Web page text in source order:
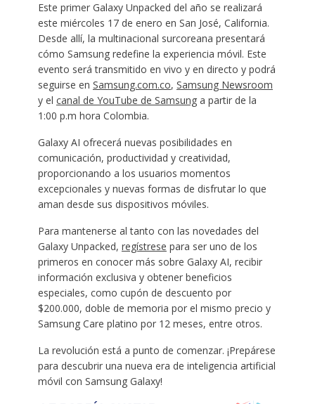
Este primer Galaxy Unpacked del año se realizará
este miércoles 17 de enero en San José, California.
Desde allí, la multinacional surcoreana presentará
cómo Samsung redefine la experiencia móvil. Este
evento será transmitido en vivo y en directo y podrá
seguirse en Samsung.com.co, Samsung Newsroom
y el canal de YouTube de Samsunga partir de la
1:00 p.m hora Colombia.
Galaxy AI ofrecerá nuevas posibilidades en
comunicación, productividad y creatividad,
proporcionando a los usuarios momentos
excepcionales y nuevas formas de disfrutar lo que
aman desde sus dispositivos móviles.
Para mantenerse al tanto con las novedades del
Galaxy Unpacked, regístrese para ser uno de los
primeros en conocer más sobre Galaxy AI, recibir
información exclusiva y obtener beneficios
especiales, como cupón de descuento por
$200.000, doble de memoria por el mismo precio y
Samsung Care platino por 12 meses, entre otros.
La revolución está a punto de comenzar. ¡Prepárese
para descubrir una nueva era de inteligencia artificial
móvil con Samsung Galaxy!